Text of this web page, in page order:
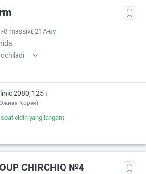
8 massivi, 21A-uy
XX
2080, 125 г
Корея)
soat oldin yangilangan)
CHIRCHIQ №4